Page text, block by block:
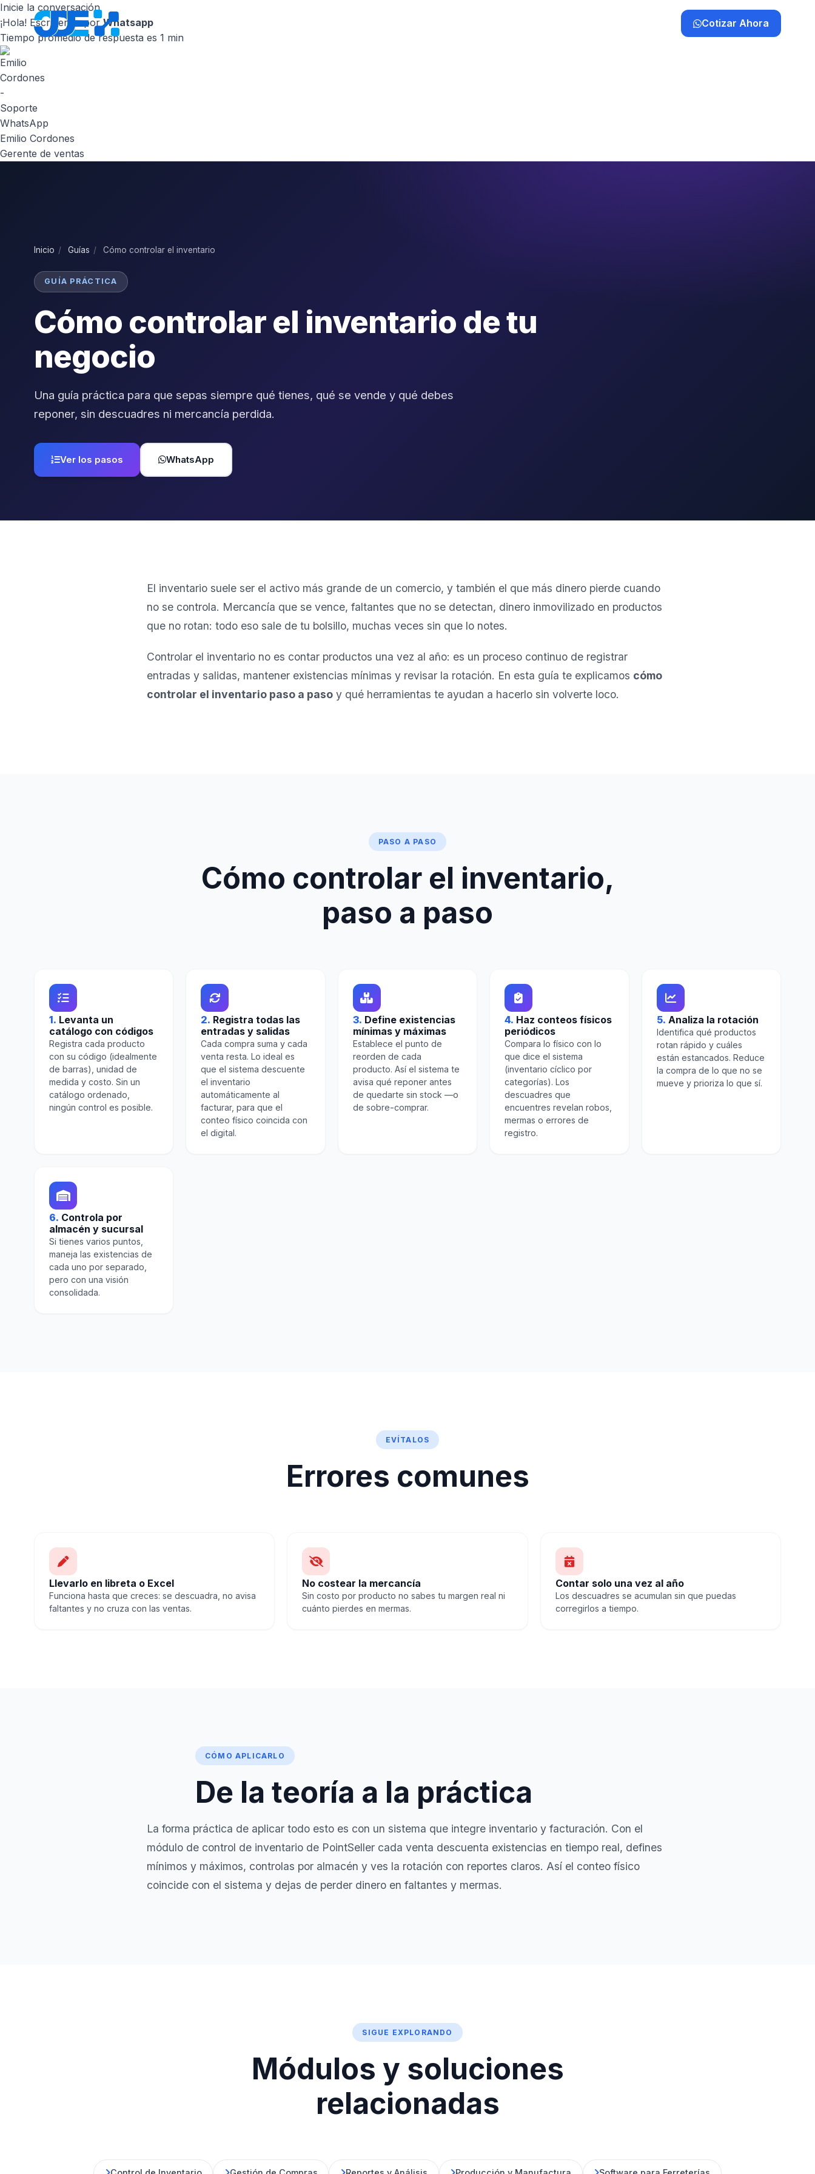
Inicie la conversación
¡Hola! Escribenos porWhatsapp
Tiempo promedio de respuesta es 1 min
Emilio Cordones
Gerente de ventas
Cotizar Ahora
Inicio / Guías / Cómo controlar el inventario
GUÍA PRÁCTICA
Cómo controlar el inventario de tu
negocio
Una guía práctica para que sepas siempre qué tienes, qué se vende y qué debes
reponer, sin descuadres ni mercancía perdida.
Ver los pasos WhatsApp
El inventario suele ser el activo más grande de un comercio, y también el que más dinero pierde cuando
no se controla. Mercancía que se vence, faltantes que no se detectan, dinero inmovilizado en productos
que no rotan: todo eso sale de tu bolsillo, muchas veces sin que lo notes.
Controlar el inventario no es contar productos una vez al año: es un proceso continuo de registrar
entradas y salidas, mantener existencias mínimas y revisar la rotación. En esta guía te explicamos cómo
controlar el inventario paso a paso y qué herramientas te ayudan a hacerlo sin volverte loco.
PASO A PASO
Cómo controlar el inventario,
paso a paso
1. Levanta un
catálogo con códigos
Registra cada producto
con su código (idealmente
de barras), unidad de
medida y costo. Sin un
catálogo ordenado,
ningún control es posible.
2. Registra todas las
entradas y salidas
Cada compra suma y cada
venta resta. Lo ideal es
que el sistema descuente
el inventario
automáticamente al
facturar, para que el
conteo físico coincida con
el digital.
3. Define existencias
mínimas y máximas
Establece el punto de
reorden de cada
producto. Así el sistema te
avisa qué reponer antes
de quedarte sin stock —o
de sobre-comprar.
4. Haz conteos físicos
periódicos
Compara lo físico con lo
que dice el sistema
(inventario cíclico por
categorías). Los
descuadres que
encuentres revelan robos,
mermas o errores de
registro.
5. Analiza la rotación
Identifica qué productos
rotan rápido y cuáles
están estancados. Reduce
la compra de lo que no se
mueve y prioriza lo que sí.
6. Controla por
almacén y sucursal
Si tienes varios puntos,
maneja las existencias de
cada uno por separado,
pero con una visión
consolidada.
EVÍTALOS
Errores comunes
Llevarlo en libreta o Excel
Funciona hasta que creces: se descuadra, no avisa
faltantes y no cruza con las ventas.
No costear la mercancía
Sin costo por producto no sabes tu margen real ni
cuánto pierdes en mermas.
Contar solo una vez al año
Los descuadres se acumulan sin que puedas
corregirlos a tiempo.
CÓMO APLICARLO
De la teoría a la práctica
La forma práctica de aplicar todo esto es con un sistema que integre inventario y facturación. Con el
módulo de control de inventario de PointSeller cada venta descuenta existencias en tiempo real, defines
mínimos y máximos, controlas por almacén y ves la rotación con reportes claros. Así el conteo físico
coincide con el sistema y dejas de perder dinero en faltantes y mermas.
SIGUE EXPLORANDO
Módulos y soluciones
relacionadas